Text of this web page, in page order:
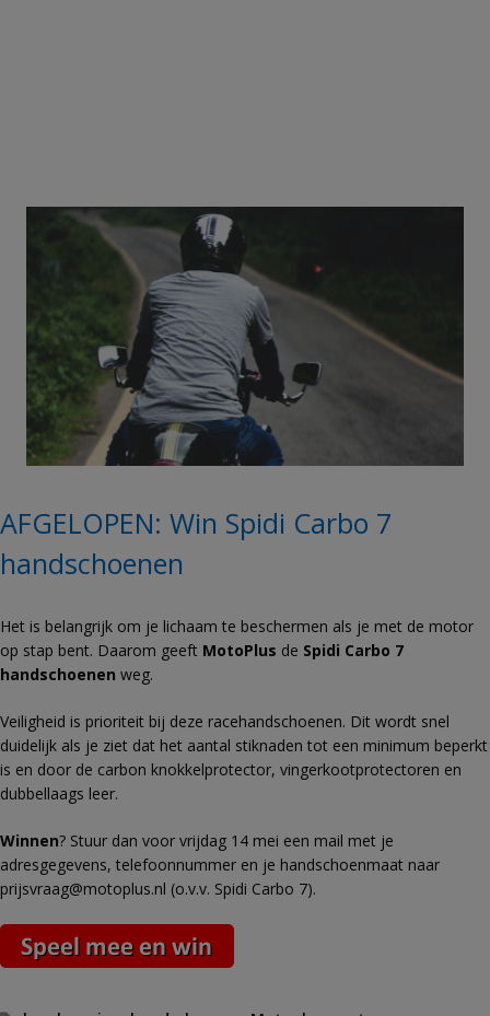
AFGELOPEN: Win Spidi Carbo 7
handschoenen
Het is belangrijk om je lichaam te beschermen als je met de motor
op stap bent. Daarom geeft MotoPlus de Spidi Carbo 7
handschoenen weg.
Veiligheid is prioriteit bij deze racehandschoenen. Dit wordt snel
duidelijk als je ziet dat het aantal stiknaden tot een minimum beperkt
is en door de carbon knokkelprotector, vingerkootprotectoren en
dubbellaags leer.
Winnen? Stuur dan voor vrijdag 14 mei een mail met je
adresgegevens, telefoonnummer en je handschoenmaat naar
prijsvraag@motoplus.nl (o.v.v. Spidi Carbo 7).